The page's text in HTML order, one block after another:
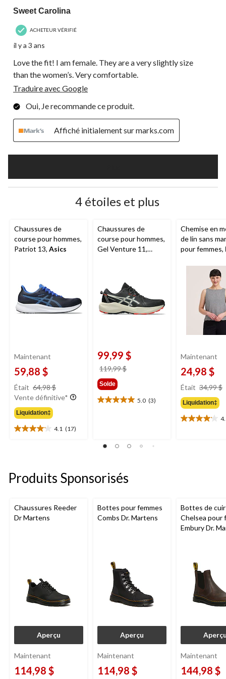
Sweet Carolina
ACHETEUR VÉRIFIÉ
il y a 3 ans
Love the fit! I am female. They are a very slightly size
than the women’s. Very comfortable.
Traduire avec Google
Oui, Je recommande ce produit.
Affiché initialement sur marks.com
4 étoiles et plus
Chaussures de
course pour hommes,
Patriot 13, Asics
Maintenant
59,88 $
Était 64,98 $
était
Vente définitive*
Liquidation‡
4.1 (17)
4.1
17
évaluations
Chaussures de
course pour hommes,
Gel Venture 11,
99,99 $
119,99 $
Solde
5.0 (3)
5.0
Chemise en
de lin sans
pour femmes,
Maintenant
24,98 $
Était 34,99 $
Liquidation‡
4.1
Produits Sponsorisés
Chaussures Reeder
Dr Martens
Aperçu
Maintenant
114,98 $
Bottes pour femmes
Combs Dr. Martens
Aperçu
Maintenant
114,98 $
Bottes de cuir
Chelsea pour
Embury Dr.
Maintenant
144,98 $